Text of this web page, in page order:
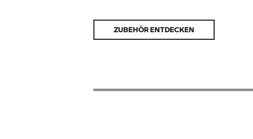
ZUBEHÖR ENTDECKEN